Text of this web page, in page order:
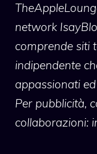
network
comprende siti
indipendente
appassionati
Per pubblicità,
collaborazioni: